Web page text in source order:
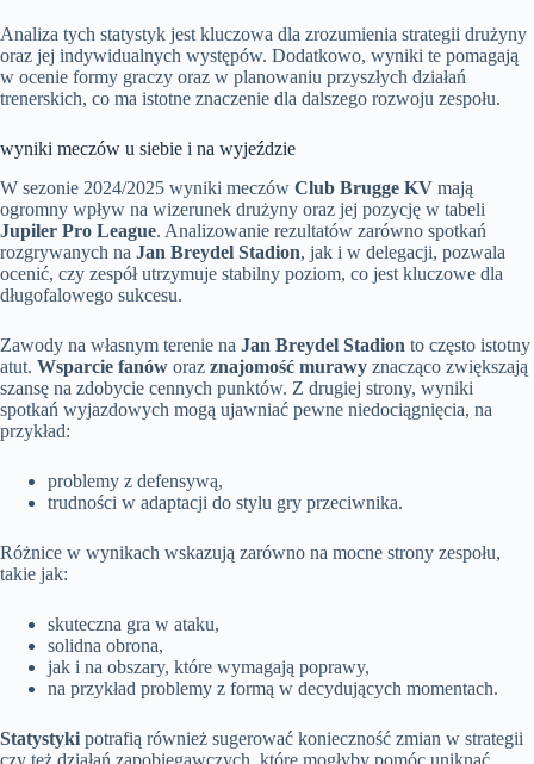
Analiza tych statystyk jest kluczowa dla zrozumienia strategii drużyny
oraz jej indywidualnych występów. Dodatkowo, wyniki te pomagają
w ocenie formy graczy oraz w planowaniu przyszłych działań
trenerskich, co ma istotne znaczenie dla dalszego rozwoju zespołu.
wyniki meczów u siebie i na wyjeździe
W sezonie 2024/2025 wyniki meczów Club Brugge KV mają
ogromny wpływ na wizerunek drużyny oraz jej pozycję w tabeli
Jupiler Pro League. Analizowanie rezultatów zarówno spotkań
rozgrywanych na Jan Breydel Stadion, jak i w delegacji, pozwala
ocenić, czy zespół utrzymuje stabilny poziom, co jest kluczowe dla
długofalowego sukcesu.
Zawody na własnym terenie na Jan Breydel Stadion to często istotny
atut. Wsparcie fanów oraz znajomość murawy znacząco zwiększają
szansę na zdobycie cennych punktów. Z drugiej strony, wyniki
spotkań wyjazdowych mogą ujawniać pewne niedociągnięcia, na
przykład:
problemy z defensywą,
trudności w adaptacji do stylu gry przeciwnika.
Różnice w wynikach wskazują zarówno na mocne strony zespołu,
takie jak:
skuteczna gra w ataku,
solidna obrona,
jak i na obszary, które wymagają poprawy,
na przykład problemy z formą w decydujących momentach.
Statystyki potrafią również sugerować konieczność zmian w strategii
czy też działań zapobiegawczych, które mogłyby pomóc uniknąć